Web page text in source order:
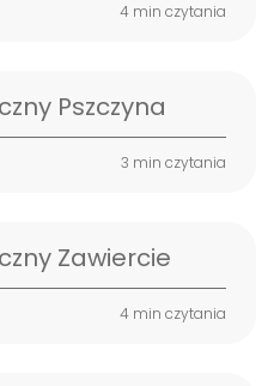
4 min czytania
Pszczyna
3 min czytania
Zawiercie
4 min czytania